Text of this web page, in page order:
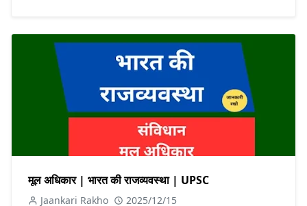
मूल अधिकार | भारत की राजव्यवस्था | UPSC
Jaankari Rakho 2025/12/15